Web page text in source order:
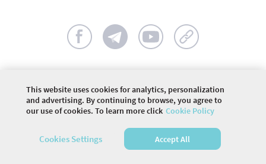
©2026 COMMUNITY COMPANY. ALL RIGHTS
RESERVED.
This website uses cookies for analytics, personalization
and advertising. By continuing to browse, you agree to
our use of cookies. To learn more click Cookie Policy
Cookies Settings Accept All